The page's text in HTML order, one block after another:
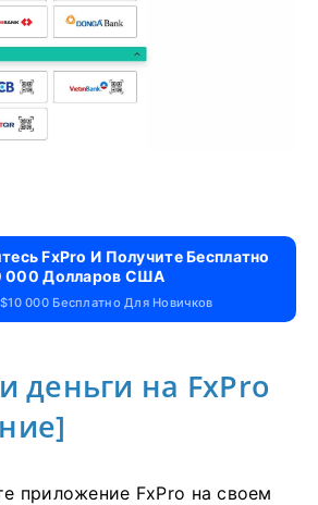
FxPro И Получите Бесплатно
000 Долларов США
000 Бесплатно Для Новичков
деньги на FxPro
приложение FxPro на своем